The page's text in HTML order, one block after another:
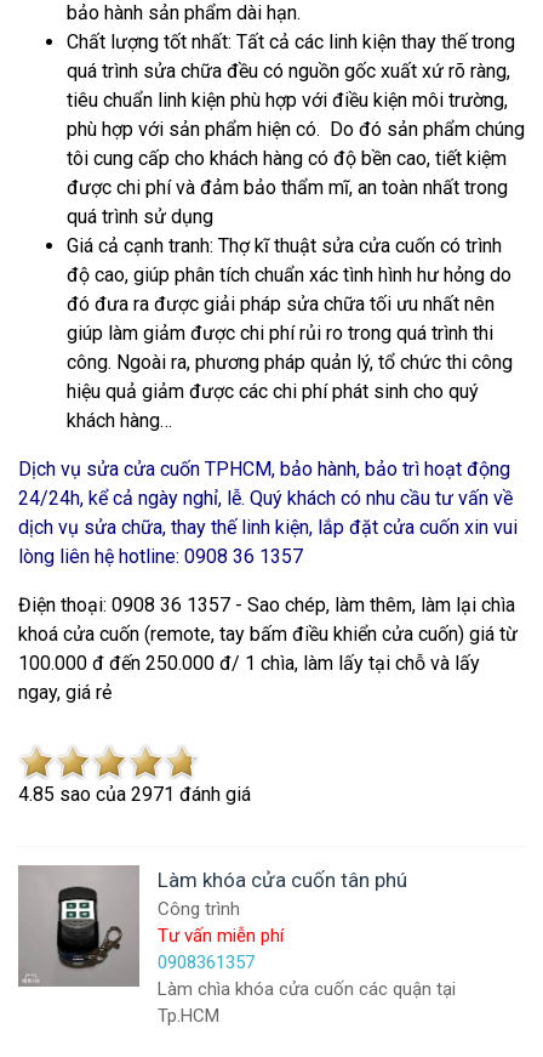
bảo hành sản phẩm dài hạn.
Chất lượng tốt nhất: Tất cả các linh kiện thay thế trong
quá trình sửa chữa đều có nguồn gốc xuất xứ rõ ràng,
tiêu chuẩn linh kiện phù hợp với điều kiện môi trường,
phù hợp với sản phẩm hiện có. Do đó sản phẩm chúng
tôi cung cấp cho khách hàng có độ bền cao, tiết kiệm
được chi phí và đảm bảo thẩm mĩ, an toàn nhất trong
quá trình sử dụng
Giá cả cạnh tranh: Thợ kĩ thuật sửa cửa cuốn có trình
độ cao, giúp phân tích chuẩn xác tình hình hư hỏng do
đó đưa ra được giải pháp sửa chữa tối ưu nhất nên
giúp làm giảm được chi phí rủi ro trong quá trình thi
công. Ngoài ra, phương pháp quản lý, tổ chức thi công
hiệu quả giảm được các chi phí phát sinh cho quý
khách hàng…
Dịch vụ sửa cửa cuốn TPHCM, bảo hành, bảo trì hoạt động
24/24h, kể cả ngày nghỉ, lễ. Quý khách có nhu cầu tư vấn về
dịch vụ sửa chữa, thay thế linh kiện, lắp đặt cửa cuốn xin vui
lòng liên hệ hotline: 0908 36 1357
Điện thoại: 0908 36 1357 - Sao chép, làm thêm, làm lại chìa
khoá cửa cuốn (remote, tay bấm điều khiển cửa cuốn) giá từ
100.000 đ đến 250.000 đ/ 1 chìa, làm lấy tại chỗ và lấy
ngay, giá rẻ
4.85 sao của 2971 đánh giá
Làm khóa cửa cuốn tân phú
Công trình
Tư vấn miễn phí
0908361357
Làm chìa khóa cửa cuốn các quận tại
Tp.HCM